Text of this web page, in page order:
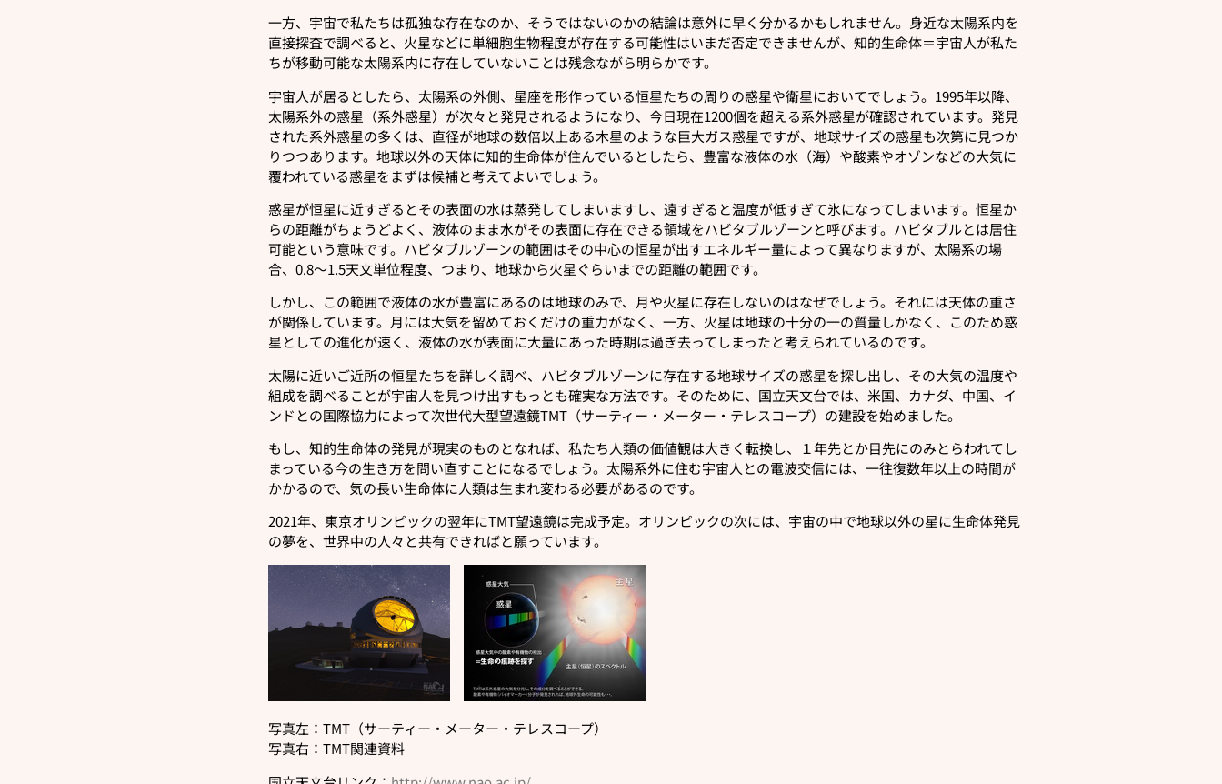
一方、宇宙で私たちは孤独な存在なのか、そうではないのかの結論は意外に早く分かるかもしれません。身近な太陽系内を
直接探査で調べると、火星などに単細胞生物程度が存在する可能性はいまだ否定できませんが、知的生命体＝宇宙人が私た
ちが移動可能な太陽系内に存在していないことは残念ながら明らかです。
宇宙人が居るとしたら、太陽系の外側、星座を形作っている恒星たちの周りの惑星や衛星においてでしょう。1995年以降、
太陽系外の惑星（系外惑星）が次々と発見されるようになり、今日現在1200個を超える系外惑星が確認されています。発見
された系外惑星の多くは、直径が地球の数倍以上ある木星のような巨大ガス惑星ですが、地球サイズの惑星も次第に見つか
りつつあります。地球以外の天体に知的生命体が住んでいるとしたら、豊富な液体の水（海）や酸素やオゾンなどの大気に
覆われている惑星をまずは候補と考えてよいでしょう。
惑星が恒星に近すぎるとその表面の水は蒸発してしまいますし、遠すぎると温度が低すぎて氷になってしまいます。恒星か
らの距離がちょうどよく、液体のまま水がその表面に存在できる領域をハビタブルゾーンと呼びます。ハビタブルとは居住
可能という意味です。ハビタブルゾーンの範囲はその中心の恒星が出すエネルギー量によって異なりますが、太陽系の場
合、0.8～1.5天文単位程度、つまり、地球から火星ぐらいまでの距離の範囲です。
しかし、この範囲で液体の水が豊富にあるのは地球のみで、月や火星に存在しないのはなぜでしょう。それには天体の重さ
が関係しています。月には大気を留めておくだけの重力がなく、一方、火星は地球の十分の一の質量しかなく、このため惑
星としての進化が速く、液体の水が表面に大量にあった時期は過ぎ去ってしまったと考えられているのです。
太陽に近いご近所の恒星たちを詳しく調べ、ハビタブルゾーンに存在する地球サイズの惑星を探し出し、その大気の温度や
組成を調べることが宇宙人を見つけ出すもっとも確実な方法です。そのために、国立天文台では、米国、カナダ、中国、イ
ンドとの国際協力によって次世代大型望遠鏡TMT（サーティー・メーター・テレスコープ）の建設を始めました。
もし、知的生命体の発見が現実のものとなれば、私たち人類の価値観は大きく転換し、１年先とか目先にのみとらわれてし
まっている今の生き方を問い直すことになるでしょう。太陽系外に住む宇宙人との電波交信には、一往復数年以上の時間が
かかるので、気の長い生命体に人類は生まれ変わる必要があるのです。
2021年、東京オリンピックの翌年にTMT望遠鏡は完成予定。オリンピックの次には、宇宙の中で地球以外の星に生命体発見
の夢を、世界中の人々と共有できればと願っています。
写真左：TMT（サーティー・メーター・テレスコープ）
写真右：TMT関連資料